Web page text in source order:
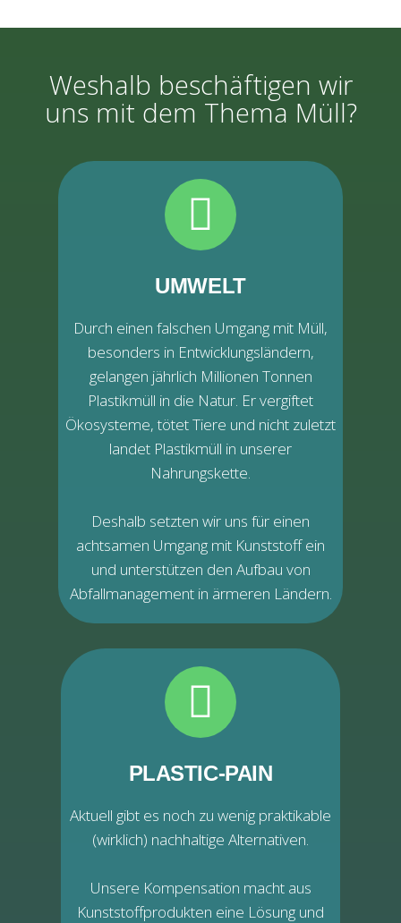
Weshalb beschäftigen wir
uns mit dem Thema Müll?
UMWELT
Durch einen falschen Umgang mit Müll,
besonders in Entwicklungsländern,
gelangen jährlich Millionen Tonnen
Plastikmüll in die Natur. Er vergiftet
Ökosysteme, tötet Tiere und nicht zuletzt
landet Plastikmüll in unserer
Nahrungskette.
Deshalb setzten wir uns für einen
achtsamen Umgang mit Kunststoff ein
und unterstützen den Aufbau von
Abfallmanagement in ärmeren Ländern.
PLASTIC-PAIN
Aktuell gibt es noch zu wenig praktikable
(wirklich) nachhaltige Alternativen.
Unsere Kompensation macht aus
Kunststoffprodukten eine Lösung und